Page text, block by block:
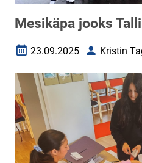
Mesikäpa jooks
Loomise kuupäev
23.09.2025 AutorKristin